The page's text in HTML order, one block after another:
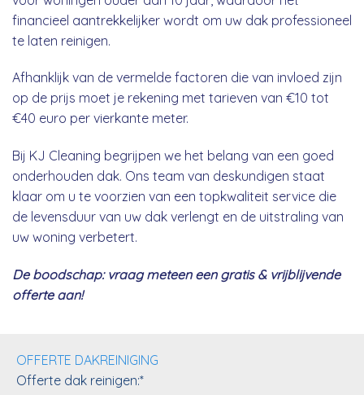
financieel aantrekkelijker wordt om uw dak professioneel
te laten reinigen.
Afhanklijk van de vermelde factoren die van invloed zijn
op de prijs moet je rekening met tarieven van €10 tot
€40 euro per vierkante meter.
Bij KJ Cleaning begrijpen we het belang van een goed
onderhouden dak. Ons team van deskundigen staat
klaar om u te voorzien van een topkwaliteit service die
de levensduur van uw dak verlengt en de uitstraling van
uw woning verbetert.
De boodschap: vraag meteen een gratis & vrijblijvende
offerte aan!
OFFERTE DAKREINIGING
Offerte dak reinigen:*